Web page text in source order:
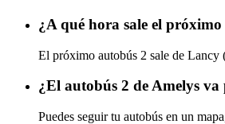
¿A qué hora sale el
El próximo autobús 2 sale de
¿El autobús 2 de Amelys
Puedes seguir tu autobús en un